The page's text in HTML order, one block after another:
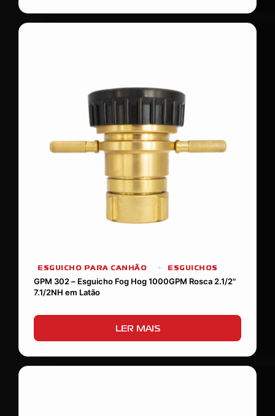
ESGUICHO PARA CANHÃO
ESGUICHOS
GPM 302 – Esguicho Fog Hog 1000GPM Rosca 2.1/2"
7.1/2NH em Latão
LER MAIS